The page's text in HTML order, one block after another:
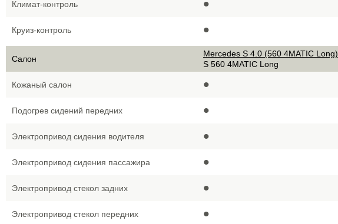
Климат-контроль
Круиз-контроль •
Салон
Mercedes S 4.0 (560 4MATIC Long)
S 560 4MATIC Long
Кожаный салон •
Подогрев сидений передних •
Электропривод сидения водителя •
Электропривод сидения пассажира •
Электропривод стекол задних •
Электропривод стекол передних •